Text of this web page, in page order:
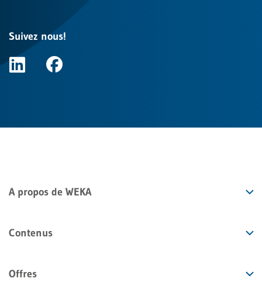
Suivez nous!
A propos de WEKA
Contenus
Offres